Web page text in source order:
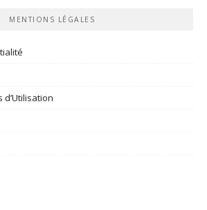
MENTIONS LÉGALES